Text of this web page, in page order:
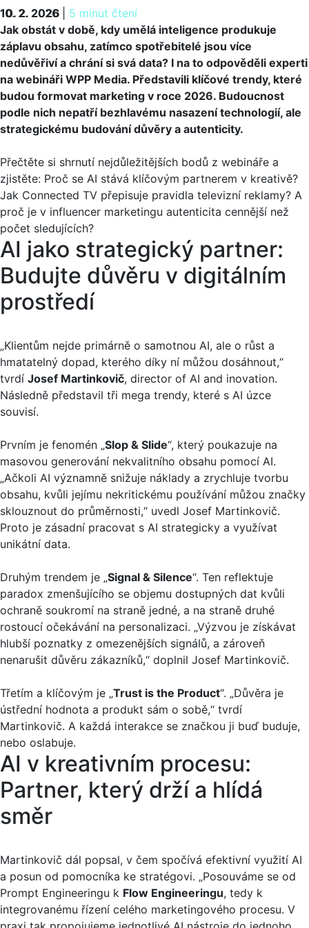
10. 2. 2026 5 minut čtení
10. 2. 2026
Jak obstát v době, kdy umělá inteligence produkuje
záplavu obsahu, zatímco spotřebitelé jsou více
nedůvěřiví a chrání si svá data? I na to odpověděli experti
na webináři WPP Media. Představili klíčové trendy, které
budou formovat marketing v roce 2026. Budoucnost
podle nich nepatří bezhlavému nasazení technologií, ale
strategickému budování důvěry a autenticity.
Přečtěte si shrnutí nejdůležitějších bodů z webináře a
zjistěte: Proč se AI stává klíčovým partnerem v kreativě?
Jak Connected TV přepisuje pravidla televizní reklamy? A
proč je v influencer marketingu autenticita cennější než
počet sledujících?
AI jako strategický partner:
Budujte důvěru v digitálním
prostředí
„Klientům nejde primárně o samotnou AI, ale o růst a
hmatatelný dopad, kterého díky ní můžou dosáhnout,“
tvrdí Josef Martinkovič, director of AI and inovation.
Následně představil tři mega trendy, které s AI úzce
souvisí.
Prvním je fenomén „Slop & Slide“, který poukazuje na
masovou generování nekvalitního obsahu pomocí AI.
„Ačkoli AI významně snižuje náklady a zrychluje tvorbu
obsahu, kvůli jejímu nekritickému používání můžou značky
sklouznout do průměrnosti,“ uvedl Josef Martinkovič.
Proto je zásadní pracovat s AI strategicky a využívat
unikátní data.
Druhým trendem je „Signal & Silence“. Ten reflektuje
paradox zmenšujícího se objemu dostupných dat kvůli
ochraně soukromí na straně jedné, a na straně druhé
rostoucí očekávání na personalizaci. „Výzvou je získávat
hlubší poznatky z omezenějších signálů, a zároveň
nenarušit důvěru zákazníků,“ doplnil Josef Martinkovič.
Třetím a klíčovým je „Trust is the Product“. „Důvěra je
ústřední hodnota a produkt sám o sobě,“ tvrdí
Martinkovič. A každá interakce se značkou ji buď buduje,
nebo oslabuje.
AI v kreativním procesu:
Partner, který drží a hlídá
směr
Martinkovič dál popsal, v čem spočívá efektivní využití AI
a posun od pomocníka ke stratégovi. „Posouváme se od
Prompt Engineeringu k Flow Engineeringu, tedy k
integrovanému řízení celého marketingového procesu. V